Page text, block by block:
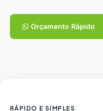
Orçamento Rápido
RÁPIDO E SIMPLES